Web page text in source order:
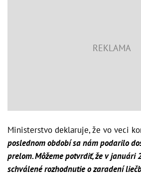
Ministerstvo deklaruje, že vo veci
poslednom období sa nám podarilo
prelom. Môžeme potvrdiť, že v januári
schválené rozhodnutie o zaradení